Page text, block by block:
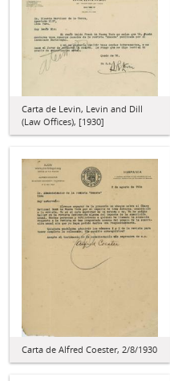
Carta de Levin, Levin and Dill
(Law Offices), [1930]
Carta de Alfred Coester, 2/8/1930